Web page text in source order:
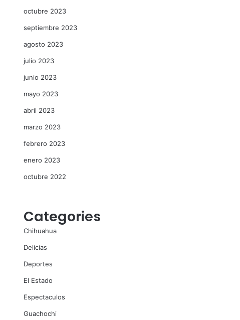
octubre 2023
septiembre 2023
agosto 2023
julio 2023
junio 2023
mayo 2023
abril 2023
marzo 2023
febrero 2023
enero 2023
octubre 2022
Categories
Chihuahua
Delicias
Deportes
El Estado
Espectaculos
Guachochi